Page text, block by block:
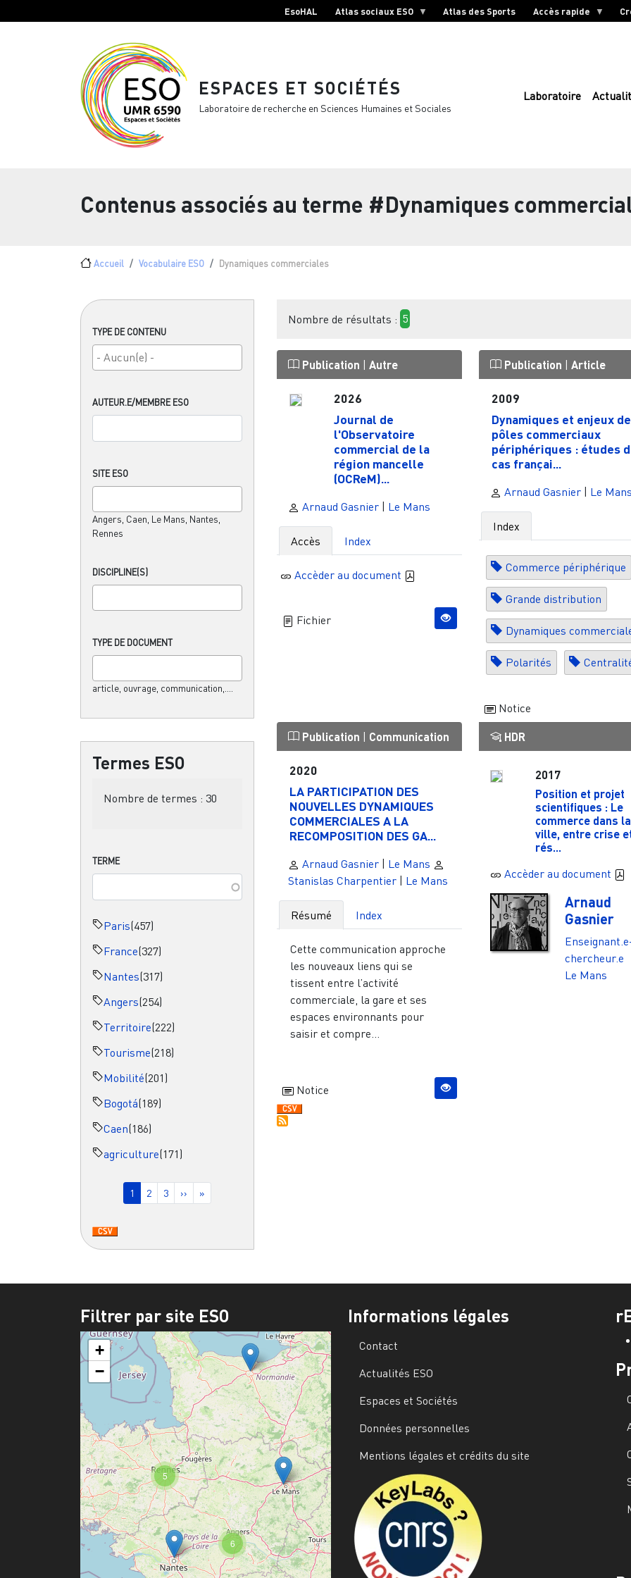
EsoHAL Atlas sociaux ESO Atlas des Sports Accès rapide
ESPACES ET SOCIÉTÉS
Laboratoire de recherche en Sciences Humaines et Sociales
Laboratoire
Contenus associés au terme #Dynamiques
Fil d'Ariane
Accueil Vocabulaire ESO Dynamiques commerciales
TYPE DE CONTENU
AUTEUR.E/MEMBRE ESO
SITE ESO
Angers, Caen, Le Mans, Nantes,
Rennes
DISCIPLINE(S)
TYPE DE DOCUMENT
article, ouvrage, communication,....
Termes ESO
Nombre de termes : 30
TERME
Paris(457)
France(327)
Nantes(317)
Angers(254)
Territoire(222)
Tourisme(218)
Mobilité(201)
Bogotá(189)
Caen(186)
agriculture(171)
Pagination
Page courante
1 Page
2 Page
3 Page suivante
›› Dernière page
»
Nombre de résultats : 5
Publication | Autre
2026
Journal de
l'Observatoire
commercial de la
région mancelle
(OCReM)...
Arnaud Gasnier | Le Mans
Accès Index
Accèder au document
Fichier
Publication | Article
2009
Dynamiques et enjeux
pôles commerciaux
périphériques : études
cas françai...
Arnaud Gasnier| Le Mans
Index
Commerce périphérique
Grande distribution
Dynamiques
Polarités
Notice
Publication | Communication
2020
LA PARTICIPATION DES
NOUVELLES DYNAMIQUES
COMMERCIALES A LA
RECOMPOSITION DES GA...
Arnaud Gasnier | Le Mans
Stanislas Charpentier | Le Mans
Résumé Index
Cette communication approche
les nouveaux liens qui se
tissent entre l’activité
commerciale, la gare et ses
espaces environnants pour
saisir et compre...
Notice
HDR
2017
Position et projet
scientifiques : Le
commerce dans la
ville, entre crise
rés...
Accèder au document
Arnaud
Gasnier
chercheur.e
Le Mans
Filtrer par site ESO
6
5
+
−
Informations légales
Contact
Actualités ESO
Espaces et Sociétés
Données personnelles
Mentions légales et crédits du site